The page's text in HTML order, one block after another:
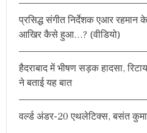
प्रसिद्ध संगीत निर्देशक एआर
आखिर कैसे हुआ…? (वीडियो)
हैदराबाद में भीषण सड़क हादसा,
ने बताई यह बात
वर्ल्ड अंडर-20 एथलेटिक्स, बसंत